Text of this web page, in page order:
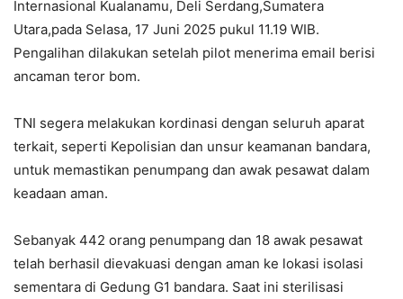
Internasional Kualanamu, Deli Serdang,Sumatera
Utara,pada Selasa, 17 Juni 2025 pukul 11.19 WIB.
Pengalihan dilakukan setelah pilot menerima email berisi
ancaman teror bom.
TNI segera melakukan kordinasi dengan seluruh aparat
terkait, seperti Kepolisian dan unsur keamanan bandara,
untuk memastikan penumpang dan awak pesawat dalam
keadaan aman.
Sebanyak 442 orang penumpang dan 18 awak pesawat
telah berhasil dievakuasi dengan aman ke lokasi isolasi
sementara di Gedung G1 bandara. Saat ini sterilisasi